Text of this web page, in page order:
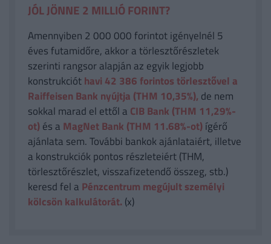
JÓL JÖNNE 2 MILLIÓ FORINT?
Amennyiben 2 000 000 forintot igényelnél 5
éves futamidőre, akkor a törlesztőrészletek
szerinti rangsor alapján az egyik legjobb
konstrukcióthavi 42 386 forintos törlesztővel a
Raiffeisen Bank nyújtja (THM 10,35%), de nem
sokkal marad el ettől a CIB Bank (THM 11,29%-
ot)és a MagNet Bank (THM 11.68%-ot)ígérő
ajánlata sem. További bankok ajánlataiért, illetve
a konstrukciók pontos részleteiért (THM,
törlesztőrészlet, visszafizetendő összeg, stb.)
keresd fel a Pénzcentrum megújult személyi
kölcsön kalkulátorát. (x)